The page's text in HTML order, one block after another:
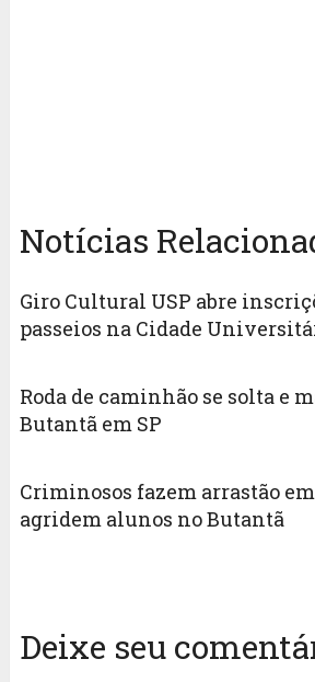
Notícias
Giro Cultural USP abre
passeios na Cidade
Roda de caminhão se solta e
Butantã em SP
Criminosos fazem arrastão
agridem alunos no Butantã
Deixe seu